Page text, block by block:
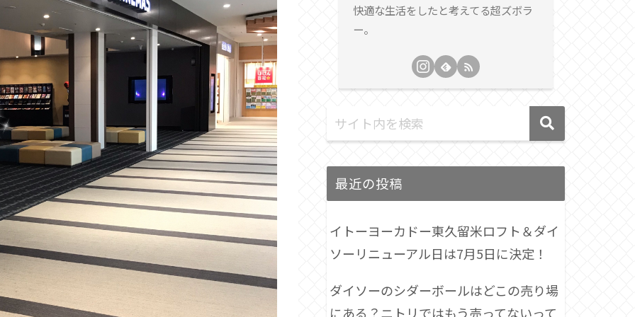
快適な生活をしたと考えてる超ズボラ
ー。
最近の投稿
イトーヨーカドー東久留米ロフト＆ダイ
ソーリニューアル日は7月5日に決定！
ダイソーのシダーボールはどこの売り場
にある？ニトリではもう売ってないって